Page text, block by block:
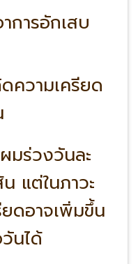
การอักเสบ
ความเครียด
มร่วงวันละ
แต่ในภาวะ
ดอาจเพิ่มขึ้น
นได้